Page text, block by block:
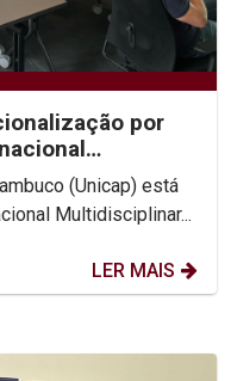
por
(Unicap) está
Multidisciplinar...
LER MAIS